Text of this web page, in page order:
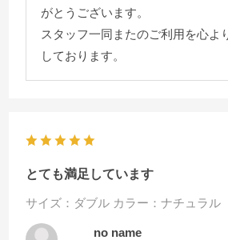
がとうございます。
スタッフ一同またのご利用を心よ
しております。
とても満足しています
サイズ：ダブル カラー：ナチュラル
no name